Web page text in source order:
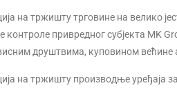
на тржишту трговине на велико
контроле привредног субјекта MK
друштвима, куповином већине
на тржишту производње уређаја